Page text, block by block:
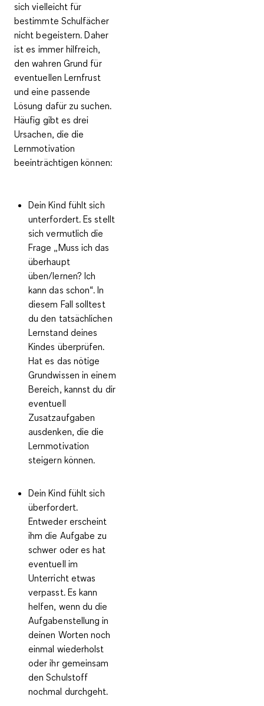
sich vielleicht für
bestimmte Schulfächer
nicht begeistern. Daher
ist es immer hilfreich,
den wahren Grund für
eventuellen Lernfrust
und eine passende
Lösung dafür zu suchen.
Häufig gibt esdrei
Ursachen, die die
Lernmotivation
beeinträchtigen können:
Dein Kind fühlt sich
unterfordert.Es stellt
sich vermutlich die
Frage „Muss ich das
überhaupt
üben/lernen? Ich
kann das schon“. In
diesem Fall solltest
du den tatsächlichen
Lernstand deines
Kindes überprüfen.
Hat es das nötige
Grundwissen in einem
Bereich, kannst du dir
eventuell
Zusatzaufgaben
ausdenken, die die
Lernmotivation
steigern können.
Dein Kind fühlt sich
überfordert.
Entweder erscheint
ihm die Aufgabe zu
schwer oder es hat
eventuell im
Unterricht etwas
verpasst. Es kann
helfen, wenn du die
Aufgabenstellung in
deinen Worten noch
einmal wiederholst
oder ihr gemeinsam
den Schulstoff
nochmal durchgeht.